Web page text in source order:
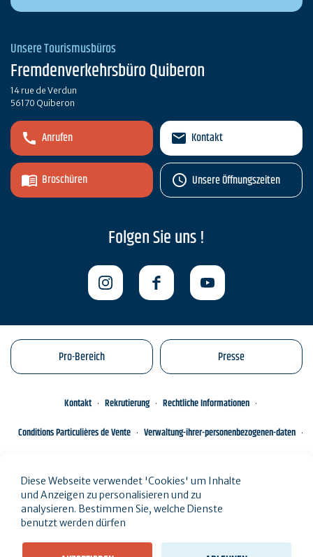
Unsere Tourismusbüros
Fremdenverkehrsbüro Quiberon
14 rue de Verdun
56170 Quiberon
Anrufen
Broschüren
Kontakt
Unsere Öffnungszeiten
Folgen Sie uns !
Pro-Bereich Presse
Kontakt Rekrutierung
Rechtliche Informationen
Conditions Particulières de Vente
Verwaltung-ihrer-personenbezogenen-daten
Diese Webseite verwendet 'Cookies' um Inhalte
und Anzeigen zu personalisieren und zu
analysieren. Bestimmen Sie, welche Dienste
benutzt werden dürfen